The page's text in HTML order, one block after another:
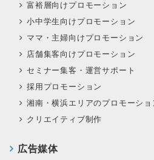
富裕層向けプロモーション
小中学生向けプロモーション
ママ・主婦向けプロモーション
店舗集客向けプロモーション
セミナー集客・運営サポート
採用プロモーション
湘南・横浜エリアのプロモーショ
クリエイティブ制作
広告媒体